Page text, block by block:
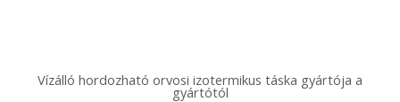
Vízálló hordozható orvosi izotermikus táska gyártója a
gyártótól